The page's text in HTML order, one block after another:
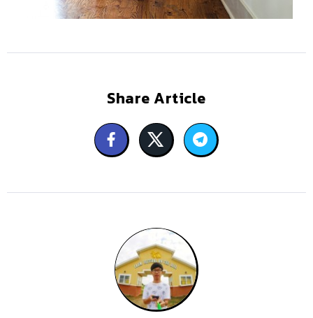
Share Article